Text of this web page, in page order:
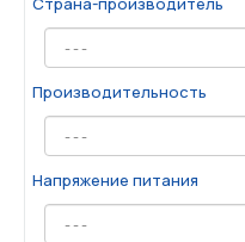
Производительность
Напряжение питания